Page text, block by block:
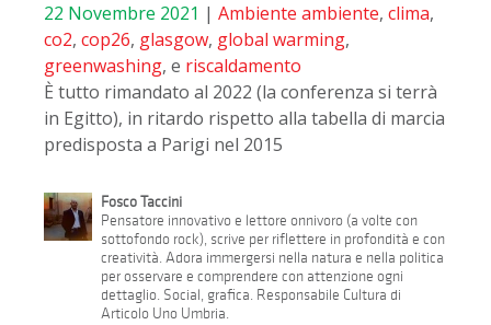
22 Novembre 2021 | Ambiente ambiente, clima,
co2, cop26, glasgow, global warming,
greenwashing, e riscaldamento
È tutto rimandato al 2022 (la conferenza si terrà
in Egitto), in ritardo rispetto alla tabella di marcia
predisposta a Parigi nel 2015
Fosco Taccini
Pensatore innovativo e lettore onnivoro (a volte con
sottofondo rock), scrive per riflettere in profondità e con
creatività. Adora immergersi nella natura e nella politica
per osservare e comprendere con attenzione ogni
dettaglio. Social, grafica. Responsabile Cultura di
Articolo Uno Umbria.